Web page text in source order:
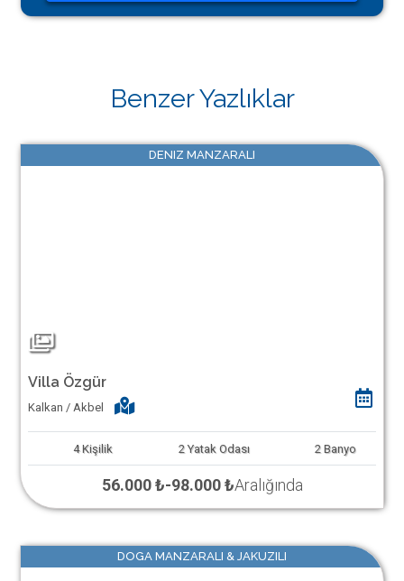
Benzer Yazlıklar
DENIZ MANZARALI
Villa Özgür
Kalkan / Akbel
4 Kişilik 2 Yatak Odası 2 Banyo
56.000 ₺-98.000 ₺Aralığında
DOGA MANZARALI & JAKUZILI